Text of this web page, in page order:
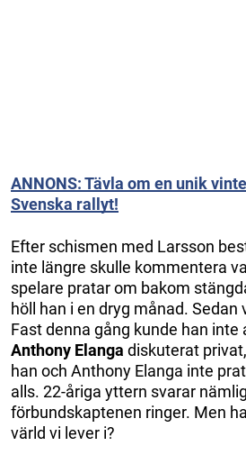
ANNONS: Tävla om en unik
Svenska rallyt!
Efter schismen med Larsson
inte längre skulle kommentera
spelare pratar om bakom
höll han i en dryg månad. Sedan
Fast denna gång kunde han inte
Anthony Elanga diskuterat
han och Anthony Elanga inte
alls. 22-åriga yttern svarar
förbundskaptenen ringer. Men
värld vi lever i?